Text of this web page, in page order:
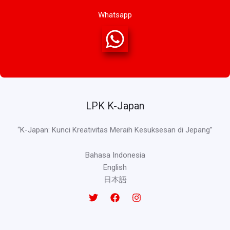
Whatsapp
LPK K-Japan
“K-Japan: Kunci Kreativitas Meraih Kesuksesan di Jepang”
Bahasa Indonesia
English
日本語